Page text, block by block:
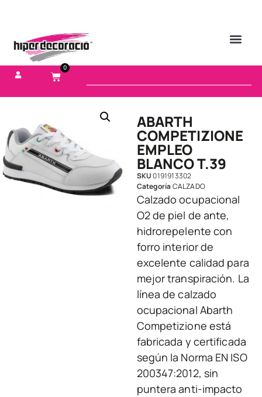
0
ABARTH
COMPETIZIONE
EMPLEO
BLANCO T.39
SKU0191913302
CategoríaCALZADO
Calzado ocupacional
O2 de piel de ante,
hidrorepelente con
forro interior de
excelente calidad para
mejor transpiración. La
línea de calzado
ocupacional Abarth
Competizione está
fabricada y certificada
según la Norma EN ISO
200347:2012, sin
puntera anti-impacto